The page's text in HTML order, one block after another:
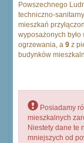
Powszechnego
techniczno-
mieszkań
wyposażonych było
ogrzewania, a 9 z
budynków
Posiadamy
mieszkalnych
Niestety dane te
mniejszych od